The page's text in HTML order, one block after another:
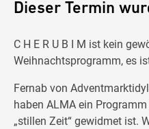
Dieser Termin
C H E R U B I M ist kein
Weihnachtsprogramm, es
Fernab von
haben ALMA ein
„stillen Zeit“ gewidmet ist.